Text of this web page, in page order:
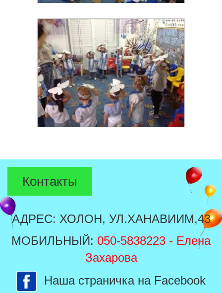
Контакты
АДРЕС: ХОЛОН, УЛ.ХАНАВИИМ,43
МОБИЛЬНЫЙ: 050-5838223 - Елена
Захарова
Наша страничка на Facebook